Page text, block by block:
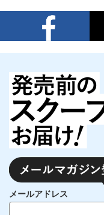
メールアドレス